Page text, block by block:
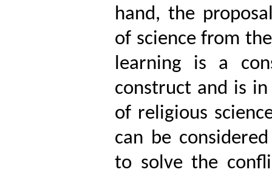
hand, the
of science from
learning is a
construct and is
of religious
can be
to solve the